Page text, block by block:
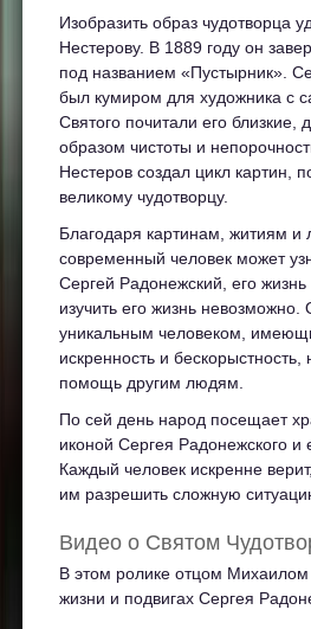
Изобразить образ чудотворца
Нестерову. В 1889 году он
под названием «Пустырник».
был кумиром для художника с
Святого почитали его близкие,
образом чистоты и
Нестеров создал цикл картин,
великому чудотворцу.
Благодаря картинам, житиям и
современный человек может
Сергей Радонежский, его жизнь
изучить его жизнь
уникальным человеком,
искренность и
помощь другим людям.
По сей день народ посещает
иконой Сергея Радонежского и
Каждый человек искренне
им разрешить сложную
Видео о Святом
В этом ролике отцом Михаилом
жизни и подвигах Сергея